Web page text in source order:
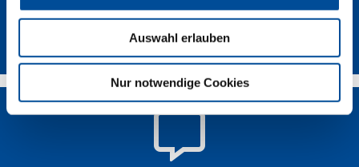
Auswahl erlauben
Nur notwendige Cookies
Newsletter